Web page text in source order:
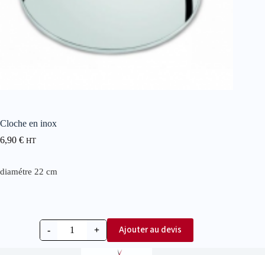
Cloche en inox
6,90 € HT
diamétre 22 cm
- + Ajouter au devis